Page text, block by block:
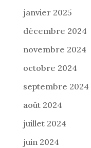
janvier 2025
décembre 2024
novembre 2024
octobre 2024
septembre 2024
août 2024
juillet 2024
juin 2024